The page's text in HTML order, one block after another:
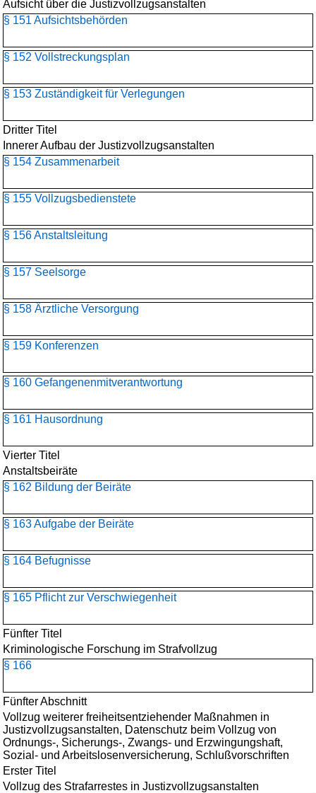
Aufsicht über die Justizvollzugsanstalten
§ 151 Aufsichtsbehörden
§ 152 Vollstreckungsplan
§ 153 Zuständigkeit für Verlegungen
Dritter Titel
Innerer Aufbau der Justizvollzugsanstalten
§ 154 Zusammenarbeit
§ 155 Vollzugsbedienstete
§ 156 Anstaltsleitung
§ 157 Seelsorge
§ 158 Ärztliche Versorgung
§ 159 Konferenzen
§ 160 Gefangenenmitverantwortung
§ 161 Hausordnung
Vierter Titel
Anstaltsbeiräte
§ 162 Bildung der Beiräte
§ 163 Aufgabe der Beiräte
§ 164 Befugnisse
§ 165 Pflicht zur Verschwiegenheit
Fünfter Titel
Kriminologische Forschung im Strafvollzug
§ 166
Fünfter Abschnitt
Vollzug weiterer freiheitsentziehender Maßnahmen in
Justizvollzugsanstalten, Datenschutz beim Vollzug von
Ordnungs-, Sicherungs-, Zwangs- und Erzwingungshaft,
Sozial- und Arbeitslosenversicherung, Schlußvorschriften
Erster Titel
Vollzug des Strafarrestes in Justizvollzugsanstalten